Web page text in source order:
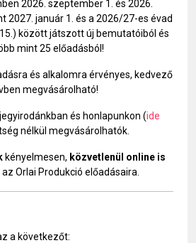
2026. szeptember 1. és 2026.
2027. január 1. és a 2026/27-es évad
között játszott új bemutatóiból és
mint 25 előadásból!
és alkalomra érvényes, kedvező
megvásárolható!
és honlapunkon (ide
nélkül megvásárolhatók.
kényelmesen, közvetlenül online is
az Orlai Produkció előadásaira.
a következőt: